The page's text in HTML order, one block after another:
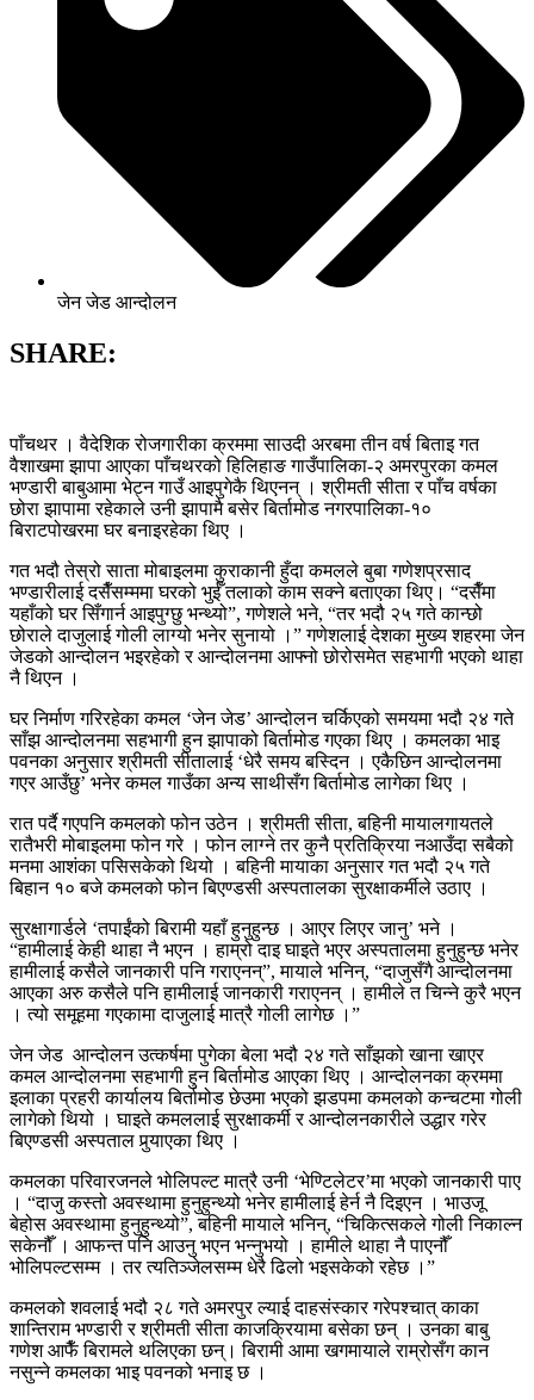
जेन जेड आन्दोलन
SHARE:
पाँचथर । वैदेशिक रोजगारीका क्रममा साउदी अरबमा तीन वर्ष बिताइ गत
वैशाखमा झापा आएका पाँचथरको हिलिहाङ गाउँपालिका-२ अमरपुरका कमल
भण्डारी बाबुआमा भेट्न गाउँ आइपुगेकै थिएनन् । श्रीमती सीता र पाँच वर्षका
छोरा झापामा रहेकाले उनी झापामै बसेर बिर्तामोड नगरपालिका-१०
बिराटपोखरमा घर बनाइरहेका थिए ।
गत भदौ तेस्रो साता मोबाइलमा कुराकानी हुँदा कमलले बुबा गणेशप्रसाद
भण्डारीलाई दसैँसम्ममा घरको भुईँ तलाको काम सक्ने बताएका थिए। “दसैँमा
यहाँको घर सिँगार्न आइपुग्छु भन्थ्यो”, गणेशले भने, “तर भदौ २५ गते कान्छो
छोराले दाजुलाई गोली लाग्यो भनेर सुनायो ।” गणेशलाई देशका मुख्य शहरमा जेन
जेडको आन्दोलन भइरहेको र आन्दोलनमा आफ्नो छोरोसमेत सहभागी भएको थाहा
नै थिएन ।
घर निर्माण गरिरहेका कमल ‘जेन जेड’ आन्दोलन चर्किएको समयमा भदौ २४ गते
साँझ आन्दोलनमा सहभागी हुन झापाको बिर्तामोड गएका थिए । कमलका भाइ
पवनका अनुसार श्रीमती सीतालाई ‘धेरै समय बस्दिन । एकैछिन आन्दोलनमा
गएर आउँछु’ भनेर कमल गाउँका अन्य साथीसँग बिर्तामोड लागेका थिए ।
रात पर्दै गएपनि कमलको फोन उठेन । श्रीमती सीता, बहिनी मायालगायतले
रातैभरी मोबाइलमा फोन गरे । फोन लाग्ने तर कुनै प्रतिक्रिया नआउँदा सबैको
मनमा आशंका पसिसकेको थियो । बहिनी मायाका अनुसार गत भदौ २५ गते
बिहान १० बजे कमलको फोन बिएण्डसी अस्पतालका सुरक्षाकर्मीले उठाए ।
सुरक्षागार्डले ‘तपाईंको बिरामी यहाँ हुनुहुन्छ । आएर लिएर जानु’ भने ।
“हामीलाई केही थाहा नै भएन । हाम्रो दाइ घाइते भएर अस्पतालमा हुनुहुन्छ भनेर
हामीलाई कसैले जानकारी पनि गराएनन्”, मायाले भनिन्, “दाजुसँगै आन्दोलनमा
आएका अरु कसैले पनि हामीलाई जानकारी गराएनन् । हामीले त चिन्ने कुरै भएन
। त्यो समूहमा गएकामा दाजुलाई मात्रै गोली लागेछ ।”
जेन जेड आन्दोलन उत्कर्षमा पुगेका बेला भदौ २४ गते साँझको खाना खाएर
कमल आन्दोलनमा सहभागी हुन बिर्तामोड आएका थिए । आन्दोलनका क्रममा
इलाका प्रहरी कार्यालय बिर्तामोड छेउमा भएको झडपमा कमलको कन्चटमा गोली
लागेको थियो । घाइते कमललाई सुरक्षाकर्मी र आन्दोलनकारीले उद्धार गरेर
बिएण्डसी अस्पताल पुर्‍याएका थिए ।
कमलका परिवारजनले भोलिपल्ट मात्रै उनी ‘भेण्टिलेटर’मा भएको जानकारी पाए
। “दाजु कस्तो अवस्थामा हुनुहुन्थ्यो भनेर हामीलाई हेर्न नै दिइएन । भाउजू
बेहोस अवस्थामा हुनुहुन्थ्यो”, बहिनी मायाले भनिन्, “चिकित्सकले गोली निकाल्न
सकेनौँ । आफन्त पनि आउनु भएन भन्नुभयो । हामीले थाहा नै पाएनौँ
भोलिपल्टसम्म । तर त्यतिञ्जेलसम्म धेरै ढिलो भइसकेको रहेछ ।”
कमलको शवलाई भदौ २८ गते अमरपुर ल्याई दाहसंस्कार गरेपश्चात् काका
शान्तिराम भण्डारी र श्रीमती सीता काजक्रियामा बसेका छन् । उनका बाबु
गणेश आफैँ बिरामले थलिएका छन्। बिरामी आमा खगमायाले राम्रोसँग कान
नसुन्ने कमलका भाइ पवनको भनाइ छ ।